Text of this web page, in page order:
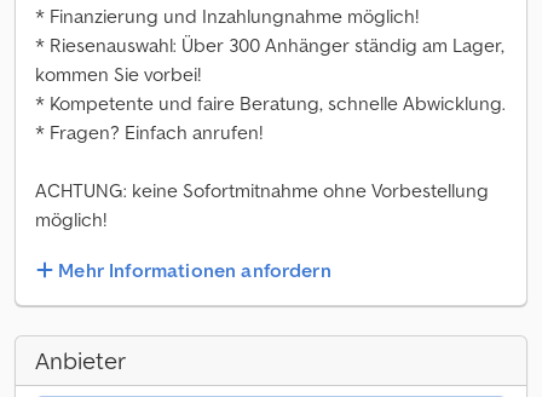
* Finanzierung und Inzahlungnahme möglich!
* Riesenauswahl: Über 300 Anhänger ständig am Lager,
kommen Sie vorbei!
* Kompetente und faire Beratung, schnelle Abwicklung.
* Fragen? Einfach anrufen!
ACHTUNG: keine Sofortmitnahme ohne Vorbestellung
möglich!
Mehr Informationen anfordern
Anbieter